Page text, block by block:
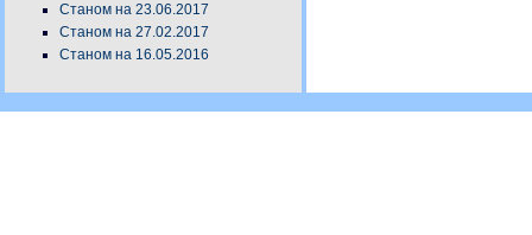
Станом на 23.06.2017
Станом на 27.02.2017
Станом на 16.05.2016